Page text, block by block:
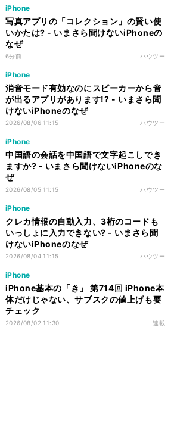
iPhone
写真アプリの「コレクション」の賢い使
いかたは? - いまさら聞けないiPhoneの
なぜ
6分前 ハウツー
iPhone
消音モード有効なのにスピーカーから音
が出るアプリがあります!? - いまさら聞
けないiPhoneのなぜ
2026/08/06 11:15 ハウツー
iPhone
中国語の会話を中国語で文字起こしでき
ますか? - いまさら聞けないiPhoneのな
ぜ
2026/08/05 11:15 ハウツー
iPhone
クレカ情報の自動入力、3桁のコードも
いっしょに入力できない? - いまさら聞
けないiPhoneのなぜ
2026/08/04 11:15 ハウツー
iPhone
iPhone基本の「き」 第714回 iPhone本
体だけじゃない、サブスクの値上げも要
チェック
2026/08/02 11:30 連載